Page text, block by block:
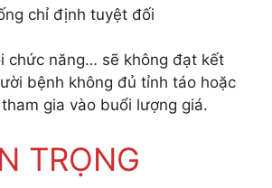
chỉ định tuyệt đối
chức năng… sẽ không đạt kết
bệnh không đủ tỉnh táo hoặc
gia vào buổi lượng giá.
TRỌNG